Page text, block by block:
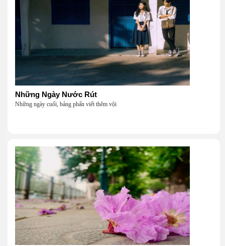
Những Ngày Nước Rút
Những ngày cuối, bảng phấn viết thêm vội